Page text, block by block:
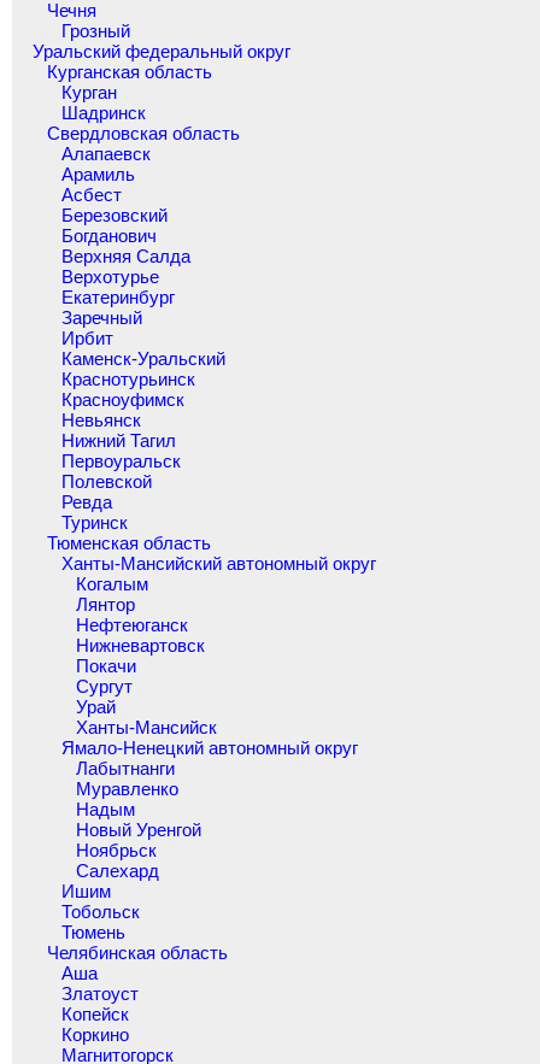
Чечня
Грозный
Уральский федеральный округ
Курганская область
Курган
Шадринск
Свердловская область
Алапаевск
Арамиль
Асбест
Березовский
Богданович
Верхняя Салда
Верхотурье
Екатеринбург
Заречный
Ирбит
Каменск-Уральский
Краснотурьинск
Красноуфимск
Невьянск
Нижний Тагил
Первоуральск
Полевской
Ревда
Туринск
Тюменская область
Ханты-Мансийский автономный округ
Когалым
Лянтор
Нефтеюганск
Нижневартовск
Покачи
Сургут
Урай
Ханты-Мансийск
Ямало-Ненецкий автономный округ
Лабытнанги
Муравленко
Надым
Новый Уренгой
Ноябрьск
Салехард
Ишим
Тобольск
Тюмень
Челябинская область
Аша
Златоуст
Копейск
Коркино
Магнитогорск